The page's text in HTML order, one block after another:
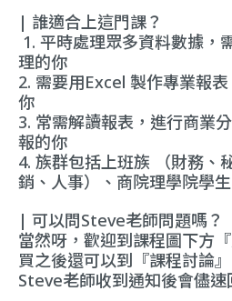
| 誰適合上這門課？
1. 平時處理眾多資料數據，
理的你
2. 需要用Excel 製作專業報
你
3. 常需解讀報表，進行商業
報的你
4. 族群包括上班族 （財務、
銷、人事）、商院理學院學生
| 可以問Steve老師問題嗎？
當然呀，歡迎到課程圖下方
買之後還可以到『課程討論
Steve老師收到通知後會儘速